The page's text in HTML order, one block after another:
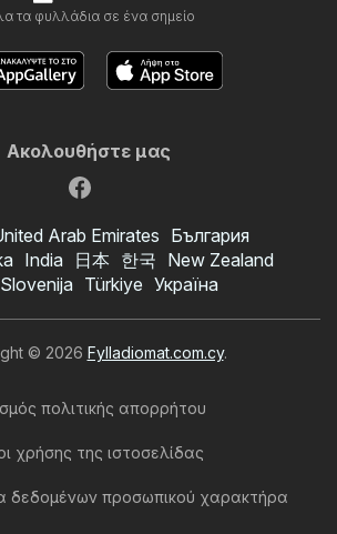
τα φυλλάδια σε ένα σημείο
Ακολουθήστε μας
Arab Emirates България
India 日本 한국 New Zealand
Slovenija Türkiye Україна
© 2026 Fylladiomat.com.cy.
πολιτικής απορρήτου
χρήσης της ιστοσελίδας
δεδομένων προσωπικού χαρακτήρα